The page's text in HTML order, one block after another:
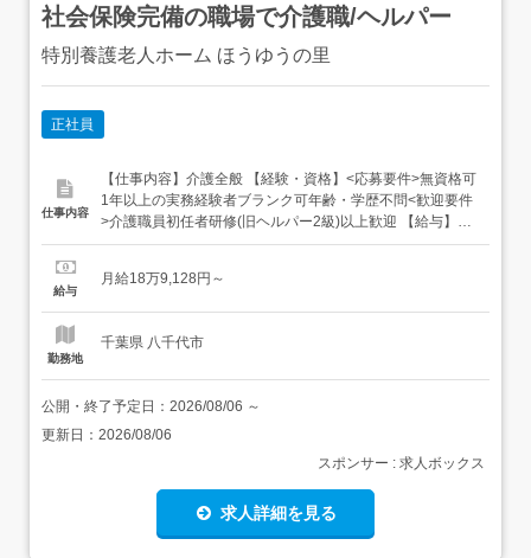
社会保険完備の職場で介護職/ヘルパー
特別養護老人ホーム ほうゆうの里
正社員
仕事内容
【仕事内容】介護全般 【経験・資格】<応募要件>無資格可
1年以上の実務経験者ブランク可年齢・学歴不問<歓迎要件
>介護職員初任者研修(旧ヘルパー2級)以上歓迎 【給与】月
給 189,128円 〜 <給与の備考>給与内訳・基本給 160,400
遇手当 15,000円～通勤手当 上限25,000円/月扶養手当...
給与
月給18万9,128円～
勤務地
千葉県 八千代市
公開・終了予定日： 2026/08/06 ～
更新日： 2026/08/06
スポンサー : 求人ボックス
求人詳細を見る